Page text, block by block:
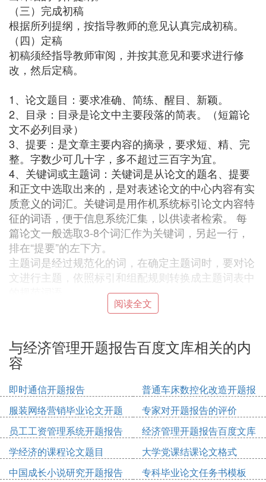
（三）完成初稿
根据所列提纲，按指导教师的意见认真完成初稿。
（四）定稿
初稿须经指导教师审阅，并按其意见和要求进行修
改，然后定稿。
1、论文题目：要求准确、简练、醒目、新颖。
2、目录：目录是论文中主要段落的简表。（短篇论
文不必列目录）
3、提要：是文章主要内容的摘录，要求短、精、完
整。字数少可几十字，多不超过三百字为宜。
4、关键词或主题词：关键词是从论文的题名、提要
和正文中选取出来的，是对表述论文的中心内容有实
质意义的词汇。关键词是用作机系统标引论文内容特
征的词语，便于信息系统汇集，以供读者检索。 每
篇论文一般选取3-8个词汇作为关键词，另起一行，
排在“提要”的左下方。
主题词是经过规范化的词，在确定主题词时，要对论
文进行主题，依照标引和组配规则转换成主题词表中
题的目的和意义, 并指出论文写作的范围。引言要短
小精悍、紧扣主题。
点、论据、 论证过程和结论。主体部分包括以下内
容：
a.提出-论点；
b.分析问题-论据和论证；
c.解决问题-论证与步骤；
d.结论。
阅读全文
与经济管理开题报告百度文库相关的内
容
即时通信开题报告
普通车床数控化改造开题报
告
服装网络营销毕业论文开题
报告
专家对开题报告的评价
员工工资管理系统开题报告
经济管理开题报告百度文库
学经济的课程论文题目
大学党课结课论文格式
中国成长小说研究开题报告
专科毕业论文任务书模板